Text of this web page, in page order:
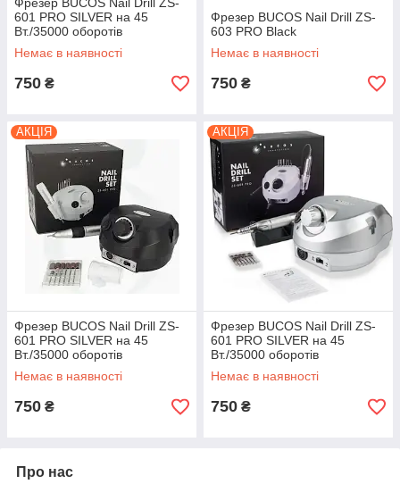
601 PRO SILVER на 45
Вт./35000 оборотів
Немає в наявності
750 ₴
Фрезер BUCOS Nail Drill ZS-
603 PRO Black
Немає в наявності
750 ₴
АКЦІЯ
Фрезер BUCOS Nail Drill ZS-
601 PRO SILVER на 45
Вт./35000 оборотів
Немає в наявності
750 ₴
АКЦІЯ
Фрезер BUCOS Nail Drill ZS-
601 PRO SILVER на 45
Вт./35000 оборотів
Немає в наявності
750 ₴
Про нас